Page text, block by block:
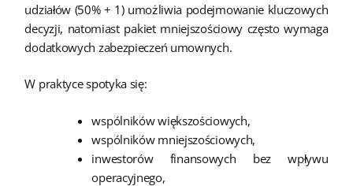
udziałów (50% + 1) umożliwia podejmowanie kluczowych
decyzji, natomiast pakiet mniejszościowy często wymaga
dodatkowych zabezpieczeń umownych.
W praktyce spotyka się:
wspólników większościowych,
wspólników mniejszościowych,
inwestorów finansowych bez wpływu
operacyjnego,